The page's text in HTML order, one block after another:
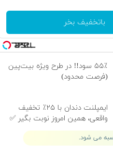
باتخفیف بخر
۵۵٪ سود!! در طرح ویژه بیت‌پین
(فرصت محدود)
ایمپلنت دندان با ۲۵٪ تخفیف
واقعی، همین امروز نوبت بگیر ✅
می شود.